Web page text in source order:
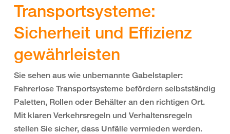
Transportsysteme:
Sicherheit und Effizienz
gewährleisten
Sie sehen aus wie unbemannte Gabelstapler:
Fahrerlose Transportsysteme befördern selbstständig
Paletten, Rollen oder Behälter an den richtigen Ort.
Mit klaren Verkehrsregeln und Verhaltensregeln
stellen Sie sicher, dass Unfälle vermieden werden.